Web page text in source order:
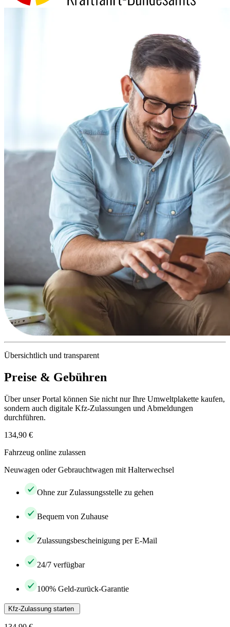
Übersichtlich und transparent
Preise & Gebühren
Über unser Portal können Sie nicht nur Ihre Umweltplakette kaufen,
sondern auch digitale Kfz-Zulassungen und Abmeldungen
durchführen.
134,90 €
Fahrzeug online zulassen
Neuwagen oder Gebrauchtwagen mit Halterwechsel
Ohne zur Zulassungsstelle zu gehen
Bequem von Zuhause
Zulassungsbescheinigung per E-Mail
24/7 verfügbar
100% Geld-zurück-Garantie
Kfz-Zulassung starten